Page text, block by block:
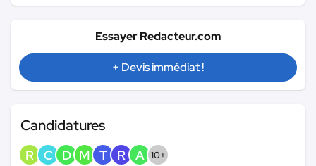
Essayer Redacteur.com
+ Devis immédiat !
Candidatures
R C D M T R A 10+